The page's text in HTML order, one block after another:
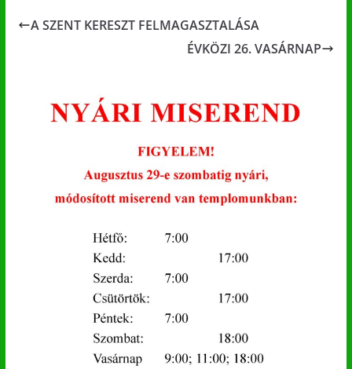
A SZENT KERESZT FELMAGASZTALÁSA
ÉVKÖZI 26. VASÁRNAP